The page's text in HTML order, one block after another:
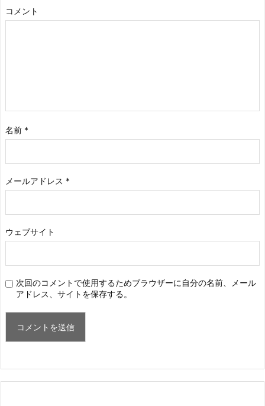
コメント
名前 *
メールアドレス *
ウェブサイト
次回のコメントで使用するためブラウザーに自分の名前、メール
アドレス、サイトを保存する。